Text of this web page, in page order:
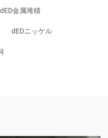
dED金属堆積
dEDニッケル